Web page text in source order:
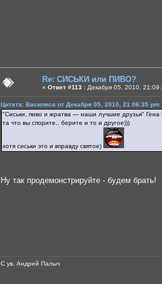
Re: СИСЬКИ или ПИВО?
« Ответ #113 : Декабря 05, 2010,
Цитата: Василиса от Декабря 05, 2010, 21:06:35 pm
"Сиськи, пиво и жратва — наши лучшие друзья" Гена
та что вы спорите.. берите и то и другое)))
хотя сиськи это и вправду святое)
Ну так продемонстрируйте - будем брать!
С ув. Андрей Палыч